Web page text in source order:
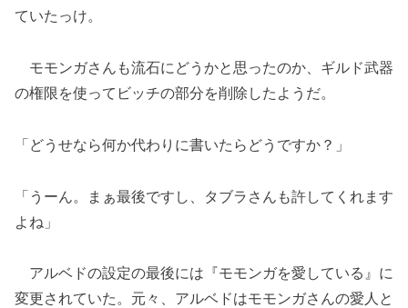
ていたっけ。
モモンガさんも流石にどうかと思ったのか、ギルド武器
の権限を使ってビッチの部分を削除したようだ。
「どうせなら何か代わりに書いたらどうですか？」
「うーん。まぁ最後ですし、タブラさんも許してくれます
よね」
アルベドの設定の最後には『モモンガを愛している』に
変更されていた。元々、アルベドはモモンガさんの愛人と